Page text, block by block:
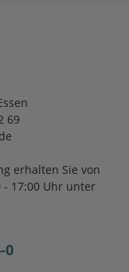
69
erhalten Sie von
- 17:00 Uhr unter
0